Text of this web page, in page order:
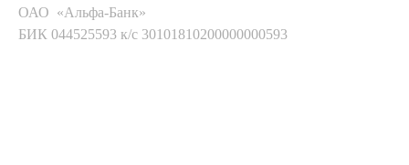
ОАО «Альфа-Банк»
БИК 044525593 к/с 30101810200000000593